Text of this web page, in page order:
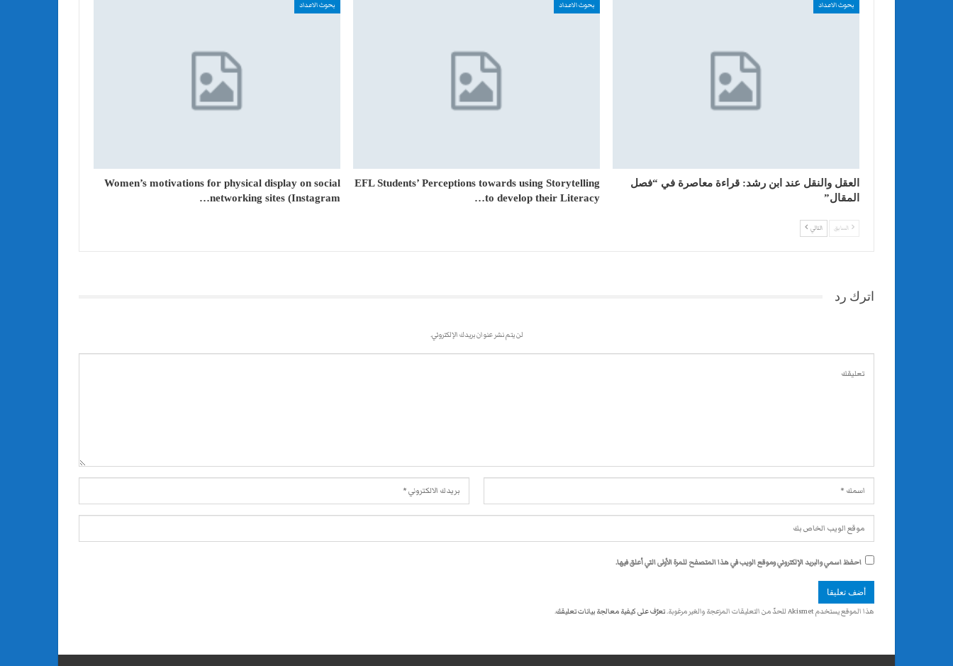
بحوث الاعداد
العقل والنقل عند ابن رشد: قراءة معاصرة في “فصل
المقال”
بحوث الاعداد
EFL Students’ Perceptions towards using Storytelling
to develop their Literacy…
بحوث الاعداد
Women’s motivations for physical display on social
networking sites (Instagram…
السابق التالي
اترك رد
لن يتم نشر عنوان بريدك الإلكتروني.
احفظ اسمي والبريد الإلكتروني وموقع الويب في هذا المتصفح للمرة الأولى التي أعلق فيها.
هذا الموقع يستخدم Akismet للحدّ من التعليقات المزعجة والغير مرغوبة. تعرّف على كيفية معالجة بيانات تعليقك.